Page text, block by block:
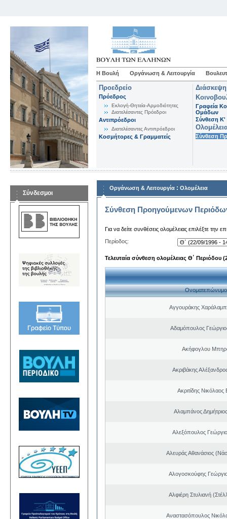
Η Βουλή Οργάνωση & Λειτουργία
Προεδρείο
Πρόεδρος
Εκλογή-Θητεία-Αρμοδιότητες
Διατελέσαντες Πρόεδροι
Αντιπρόεδροι
Διατελέσαντες Αντιπρόεδροι
Κοσμήτορες & Γραμματείς
Γραφεία
Ομάδων
Σύνθεση K'
Σύνθεση
Σύνδεσμοι
Οργάνωση & Λειτουργία : Ολομέλεια
Σύνθεση Προηγούμενων
Για να δείτε συνθέσεις ολομέλειας επιλέξτε την
Περίοδος:
Τελευταία σύνθεση ολομέλειας Θ΄ Περιόδου
Ονοματεπώνυμο
Αγγουράκης
Αδαμόπουλος
Ακήφογλου
Ακριβάκης
Ακριτίδης Νικόλαος
Αλαμπάνος
Αλεξόπουλος
Αλευράς Αθανάσιος
Αλογοσκούφης
Αλφιέρη Στυλιανή
Αναστασόπουλος